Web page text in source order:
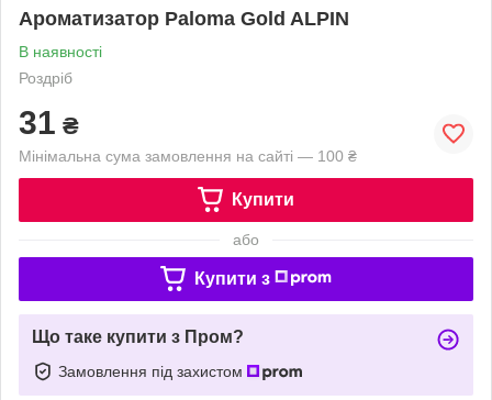
Ароматизатор Paloma Gold ALPIN
В наявності
Роздріб
31 ₴
Мінімальна сума замовлення на сайті — 100 ₴
Купити
або
Купити з
Що таке купити з Пром?
Замовлення під захистом